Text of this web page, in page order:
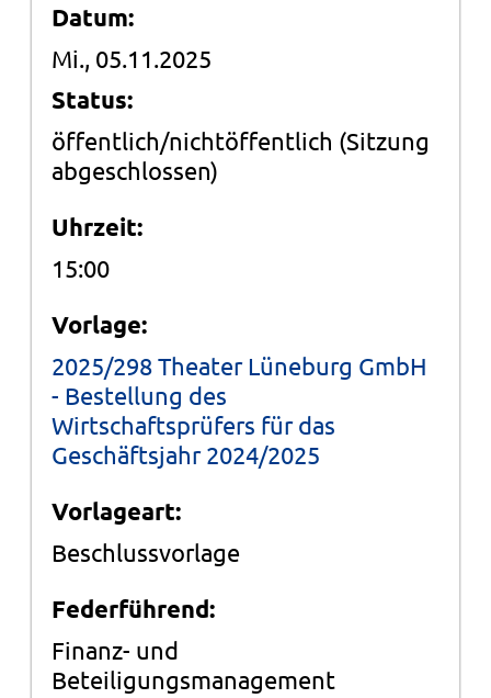
Datum:
Mi., 05.11.2025
Status:
öffentlich/nichtöffentlich (Sitzung
abgeschlossen)
Uhrzeit:
15:00
Vorlage:
2025/298 Theater Lüneburg GmbH
- Bestellung des
Wirtschaftsprüfers für das
Geschäftsjahr 2024/2025
Vorlageart:
Beschlussvorlage
Federführend:
Finanz- und
Beteiligungsmanagement